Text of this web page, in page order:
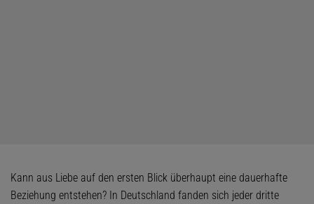
Kann aus Liebe auf den ersten Blick überhaupt eine dauerhafte
Beziehung entstehen? In Deutschland fanden sich jeder dritte